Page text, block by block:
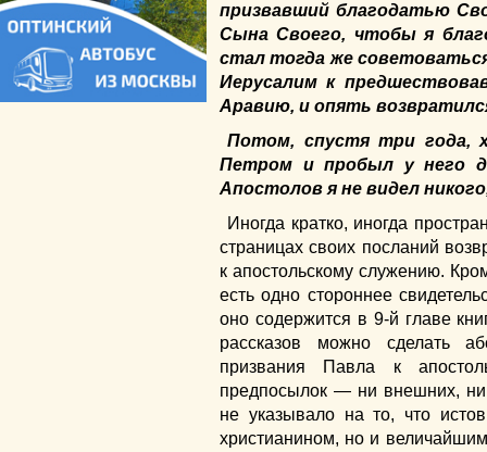
призвавший благодатью
Сына Своего, чтобы я
стал тогда же
Иерусалим к
Аравию, и опять
Потом, спустя три года,
Петром и пробыл у него
Апостолов я не видел
Иногда кратко, иногда
страницах своих посланий
к апостольскому служению.
есть одно стороннее
оно содержится в 9-й главе
рассказов можно сделать
призвания Павла к
предпосылок — ни внешних,
не указывало на то, что
христианином, но и